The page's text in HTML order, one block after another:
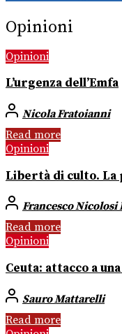
Opinioni
Opinioni
L’urgenza dell’Emfa
Nicola Fratoianni
Read more
Opinioni
Libertà di culto. La
Francesco Nicolosi
Read more
Opinioni
Ceuta: attacco a
Sauro Mattarelli
Read more